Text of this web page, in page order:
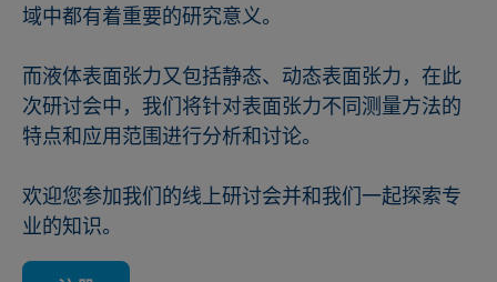
域中都有着重要的研究意义。
而液体表面张力又包括静态、动态表面张力，在此
次研讨会中，我们将针对表面张力不同测量方法的
特点和应用范围进行分析和讨论。
欢迎您参加我们的线上研讨会并和我们一起探索专
业的知识。